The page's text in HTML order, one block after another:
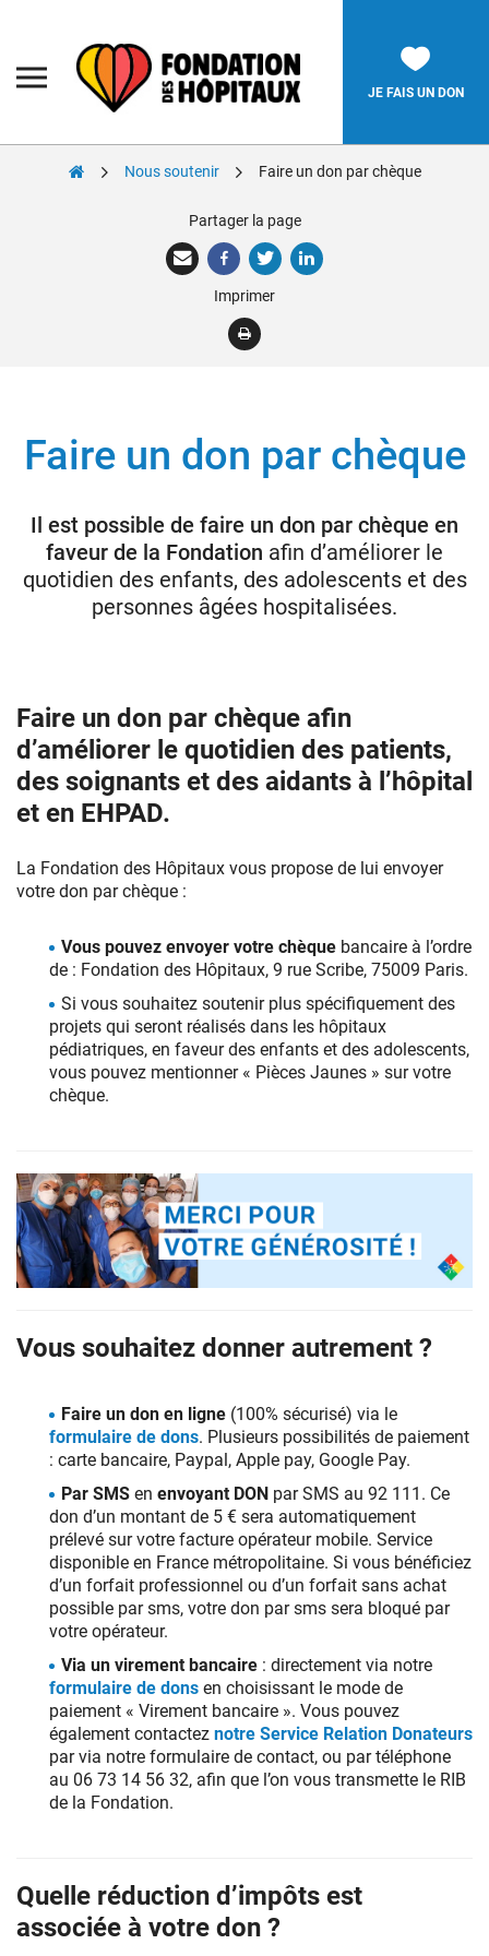
des
Hôpitaux
JE FAIS UN DON
Nos réalisations
Donateurs
Hôpitaux
Nous soutenir Faire un don par chèque
Partager la page
Imprimer
Faire un don par chèque
Il est possible de faire un don par chèque en
faveur de la Fondation afin d’améliorer le
quotidien des enfants, des adolescents et des
personnes âgées hospitalisées.
Faire un don par chèque afin
d’améliorer le quotidien des patients,
des soignants et des aidants à l’hôpital
et en EHPAD.
La Fondation des Hôpitaux vous propose de lui envoyer
votre don par chèque :
Vous pouvez envoyer votre chèque bancaire à l’ordre
de : Fondation des Hôpitaux, 9 rue Scribe, 75009 Paris.
Si vous souhaitez soutenir plus spécifiquement des
projets qui seront réalisés dans les hôpitaux
pédiatriques, en faveur des enfants et des adolescents,
vous pouvez mentionner « Pièces Jaunes » sur votre
chèque.
don
Fondation
aider
patients,
soignants
aidants.
Vous souhaitez donner autrement ?
Faire un don en ligne (100% sécurisé) via le
formulaire de dons. Plusieurs possibilités de paiement
: carte bancaire, Paypal, Apple pay, Google Pay.
Par SMS en envoyant DON par SMS au 92 111. Ce
don d’un montant de 5 € sera automatiquement
prélevé sur votre facture opérateur mobile. Service
disponible en France métropolitaine. Si vous bénéficiez
d’un forfait professionnel ou d’un forfait sans achat
possible par sms, votre don par sms sera bloqué par
votre opérateur.
Via un virement bancaire : directement via notre
formulaire de dons en choisissant le mode de
paiement « Virement bancaire ». Vous pouvez
également contactez notre Service Relation Donateurs
par via notre formulaire de contact, ou par téléphone
au 06 73 14 56 32, afin que l’on vous transmette le RIB
de la Fondation.
Quelle réduction d’impôts est
associée à votre don ?